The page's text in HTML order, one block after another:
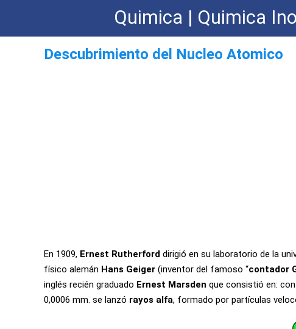
Quimica | Quimica
Descubrimiento del Nucleo Atomico
En 1909, Ernest Rutherford dirigió en su laboratorio de la
físico alemán Hans Geiger (inventor del famoso “contador
inglés recién graduado Ernest Marsden que consistió en:
0,0006 mm. se lanzó rayos alfa, formado por partículas